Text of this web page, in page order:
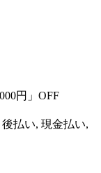
円」OFF
払い, 現金払い,